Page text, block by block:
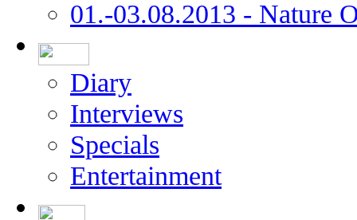
01.-03.08.2013 - Nature
Diary
Interviews
Specials
Entertainment